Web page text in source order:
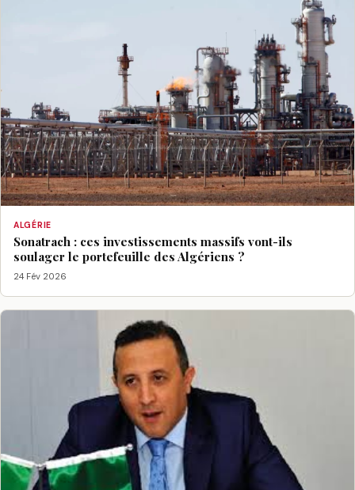
ALGÉRIE
Sonatrach : ces investissements massifs vont-ils
soulager le portefeuille des Algériens ?
24 Fév 2026